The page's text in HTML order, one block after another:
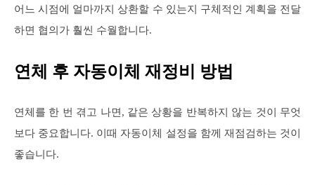
어느 시점에 얼마까지 상환할 수 있는지 구체적인 계획을 전달
하면 협의가 훨씬 수월합니다.
연체 후 자동이체 재정비 방법
연체를 한 번 겪고 나면, 같은 상황을 반복하지 않는 것이 무엇
보다 중요합니다. 이때 자동이체 설정을 함께 재점검하는 것이
좋습니다.